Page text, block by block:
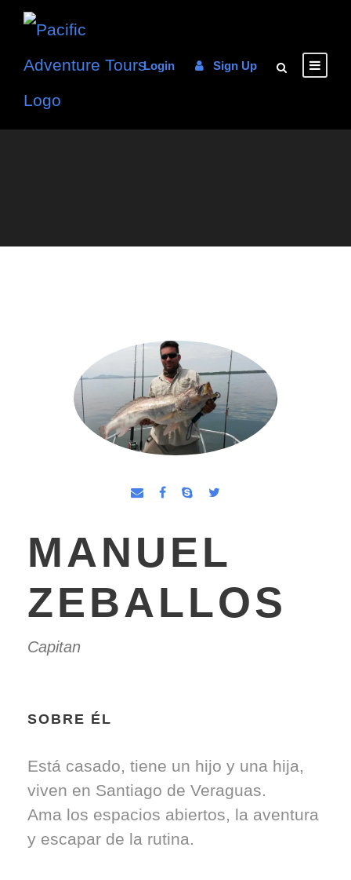
Login Sign Up
MANUEL
ZEBALLOS
Capitan
SOBRE ÉL
Está casado, tiene un hijo y una hija,
viven en Santiago de Veraguas.
Ama los espacios abiertos, la aventura
y escapar de la rutina.